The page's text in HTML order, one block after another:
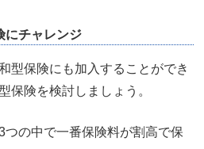
にチャレンジ
型保険にも加入することができ
保険を検討しましょう。
の中で一番保険料が割高で保